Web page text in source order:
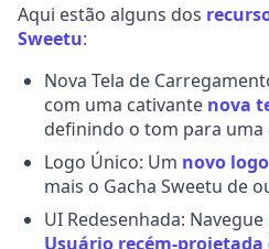
Aqui estão alguns dos
Sweetu:
Nova Tela de
com uma cativante nova
definindo o tom para
Logo Único: Um novo logo
mais o Gacha Sweetu de
UI Redesenhada:
Usuário recém-projetada